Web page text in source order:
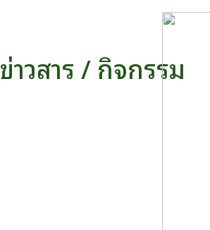
ข่าวสาร / กิจกรรม